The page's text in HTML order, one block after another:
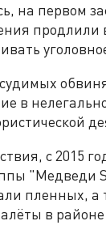
на первом
в
с 2015
"Медведи
пленных, а
в